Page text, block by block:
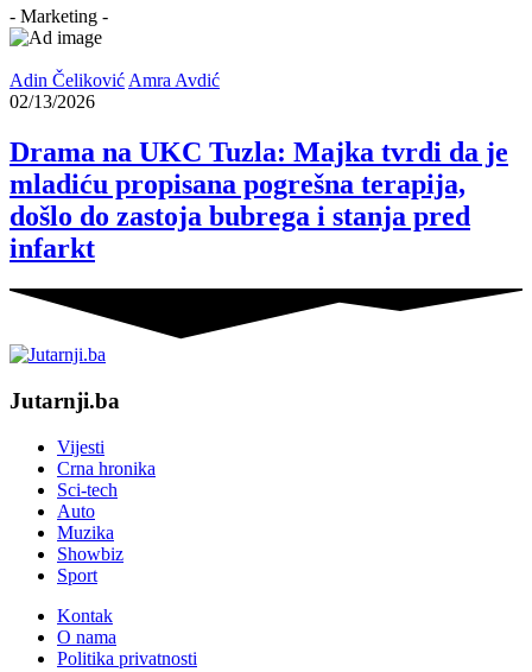
- Marketing -
Adin Čeliković Amra Avdić
02/13/2026
Drama na UKC Tuzla: Majka tvrdi da je
mladiću propisana pogrešna terapija,
došlo do zastoja bubrega i stanja pred
infarkt
Jutarnji.ba
Vijesti
Crna hronika
Sci-tech
Auto
Muzika
Showbiz
Sport
Kontak
O nama
Politika privatnosti